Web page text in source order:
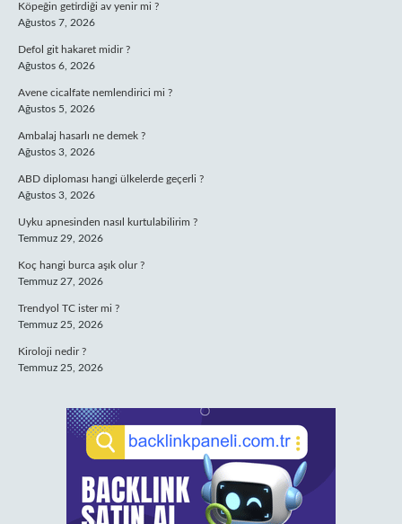
Köpeğin getirdiği av yenir mi ?
Ağustos 7, 2026
Defol git hakaret midir ?
Ağustos 6, 2026
Avene cicalfate nemlendirici mi ?
Ağustos 5, 2026
Ambalaj hasarlı ne demek ?
Ağustos 3, 2026
ABD diploması hangi ülkelerde geçerli ?
Ağustos 3, 2026
Uyku apnesinden nasıl kurtulabilirim ?
Temmuz 29, 2026
Koç hangi burca aşık olur ?
Temmuz 27, 2026
Trendyol TC ister mi ?
Temmuz 25, 2026
Kiroloji nedir ?
Temmuz 25, 2026